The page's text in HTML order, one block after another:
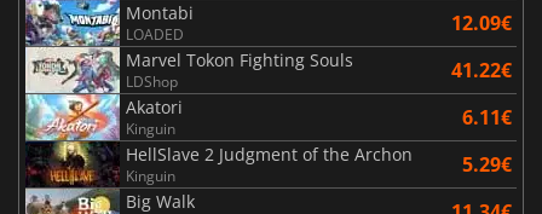
Montabi
LOADED 12.09€
Marvel Tokon Fighting Souls
LDShop 41.22€
Akatori
Kinguin 6.11€
HellSlave 2 Judgment of the Archon
Kinguin 5.29€
Big Walk